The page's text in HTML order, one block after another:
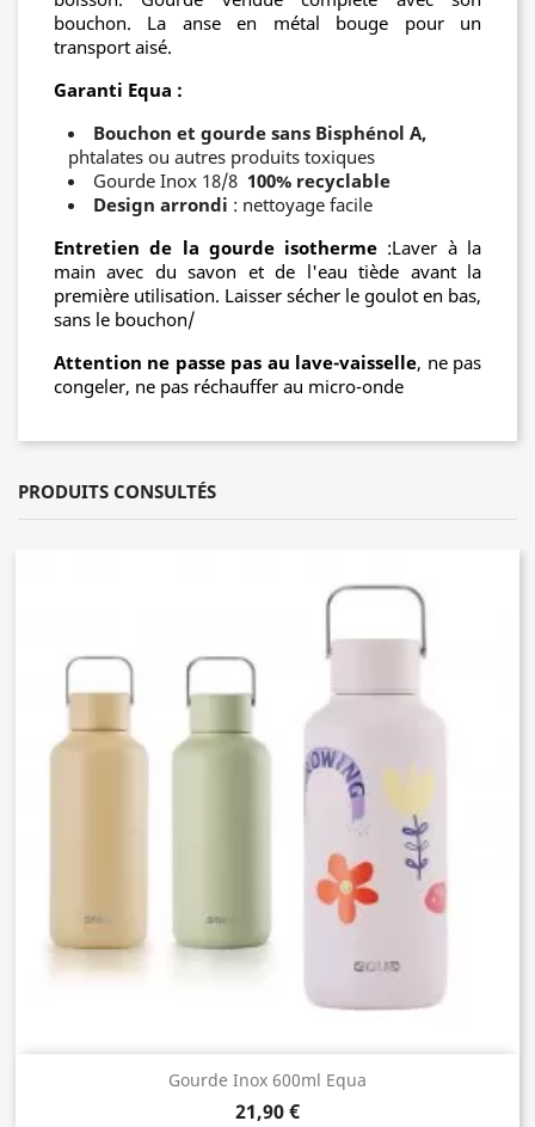
bouchon. La anse en métal bouge pour un
transport aisé.
Garanti Equa :
Bouchon et gourde sans Bisphénol A,
phtalates ou autres produits toxiques
Gourde Inox 18/8 100% recyclable
Design arrondi : nettoyage facile
Entretien de la gourde isotherme :Laver à la
main avec du savon et de l'eau tiède avant la
première utilisation. Laisser sécher le goulot en bas,
sans le bouchon/
Attention ne passe pas au lave-vaisselle, ne pas
congeler, ne pas réchauffer au micro-onde
PRODUITS CONSULTÉS
Gourde Inox 600ml Equa
21,90 €